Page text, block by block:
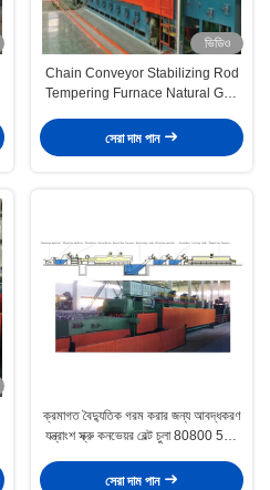
ভিডিও
Chain Conveyor Stabilizing Rod
Tempering Furnace Natural Gas
সেরা দাম পান
ক্রমাগত বৈদ্যুতিক গরম করার জন্য আবদ্ধকরণ
যন্ত্রাংশ স্ক্রু কনভেয়র বেল্ট চুলা 80800 500
সেরা দাম পান